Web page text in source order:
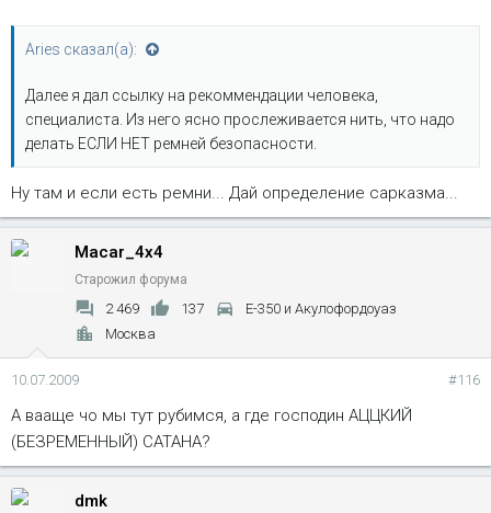
Aries сказал(а):
Далее я дал ссылку на рекоммендации человека,
специалиста. Из него ясно прослеживается нить, что надо
делать ЕСЛИ НЕТ ремней безопасности.
Ну там и если есть ремни... Дай определение сарказма...
Macar_4x4
Старожил форума
2 469 137
Е-350 и Акулофордоуаз
Москва
10.07.2009 #116
А вааще чо мы тут рубимся, а где господин АЦЦКИЙ
(БЕЗРЕМЕННЫЙ) САТАНА?
dmk